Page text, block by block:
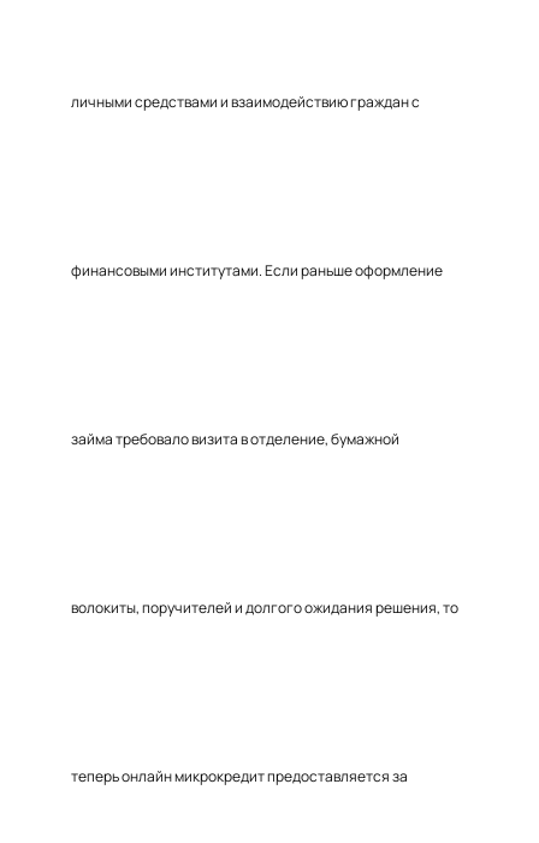
личными средствами и взаимодействию граждан с
финансовыми институтами. Если раньше оформление
займа требовало визита в отделение, бумажной
волокиты, поручителей и долгого ожидания решения, то
теперь онлайн микрокредит предоставляется за